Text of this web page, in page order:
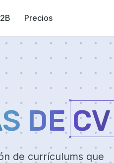
Precios
DE CV
de currículums que